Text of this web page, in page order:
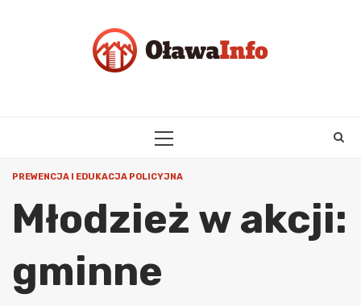
PRIMARY
PREWENCJA I EDUKACJA POLICYJNA
Młodzież w akcji:
gminne